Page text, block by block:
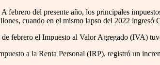
febrero del presente año, los principales
cuando en el mismo lapso del 2022
febrero el Impuesto al Valor Agregado (IVA)
a la Renta Personal (IRP), registró un